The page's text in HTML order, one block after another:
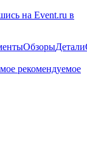
на Event.ru в
ОбзорыДетали
рекомендуемое